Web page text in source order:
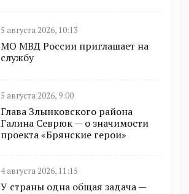
5 августа 2026, 10:13
МО МВД России приглашает на
службу
5 августа 2026, 9:00
Глава Злынковского района
Галина Севрюк — о значимости
проекта «Брянские герои»
4 августа 2026, 11:15
У страны одна общая задача —